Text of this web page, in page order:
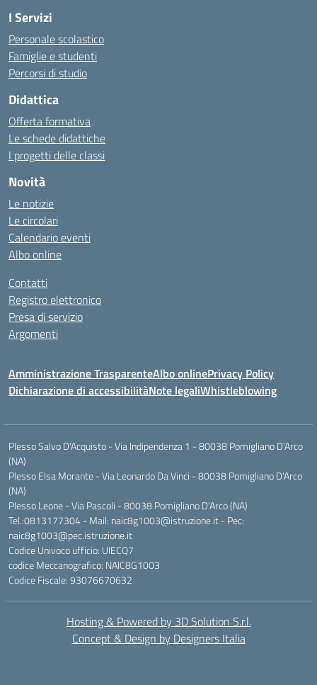
I Servizi
Personale scolastico
Famiglie e studenti
Percorsi di studio
Didattica
Offerta formativa
Le schede didattiche
I progetti delle classi
Novità
Le notizie
Le circolari
Calendario eventi
Albo online
Contatti
Registro elettronico
Presa di servizio
Argomenti
Amministrazione TrasparenteAlbo onlinePrivacy Policy
Dichiarazione di accessibilitàNote legaliWhistleblowing
Plesso Salvo D'Acquisto - Via Indipendenza 1 - 80038 Pomigliano D'Arco
(NA)
Plesso Elsa Morante - Via Leonardo Da Vinci - 80038 Pomigliano D'Arco
(NA)
Plesso Leone - Via Pascoli - 80038 Pomigliano D'Arco (NA)
Tel.:0813177304 - Mail: naic8g1003@istruzione.it - Pec:
naic8g1003@pec.istruzione.it
Codice Univoco ufficio: UIECQ7
codice Meccanografico: NAIC8G1003
Codice Fiscale: 93076670632
Hosting & Powered by 3D Solution S.r.l.
Concept & Design by Designers Italia